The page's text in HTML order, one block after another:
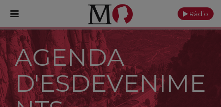
PORTADA
Monestir
Cultura
Ràdio
AGENDA
D'ESDEVENIME